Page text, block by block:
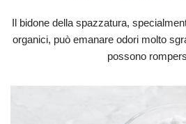
Il bidone della spazzatura,
organici, può emanare odori molto
possono